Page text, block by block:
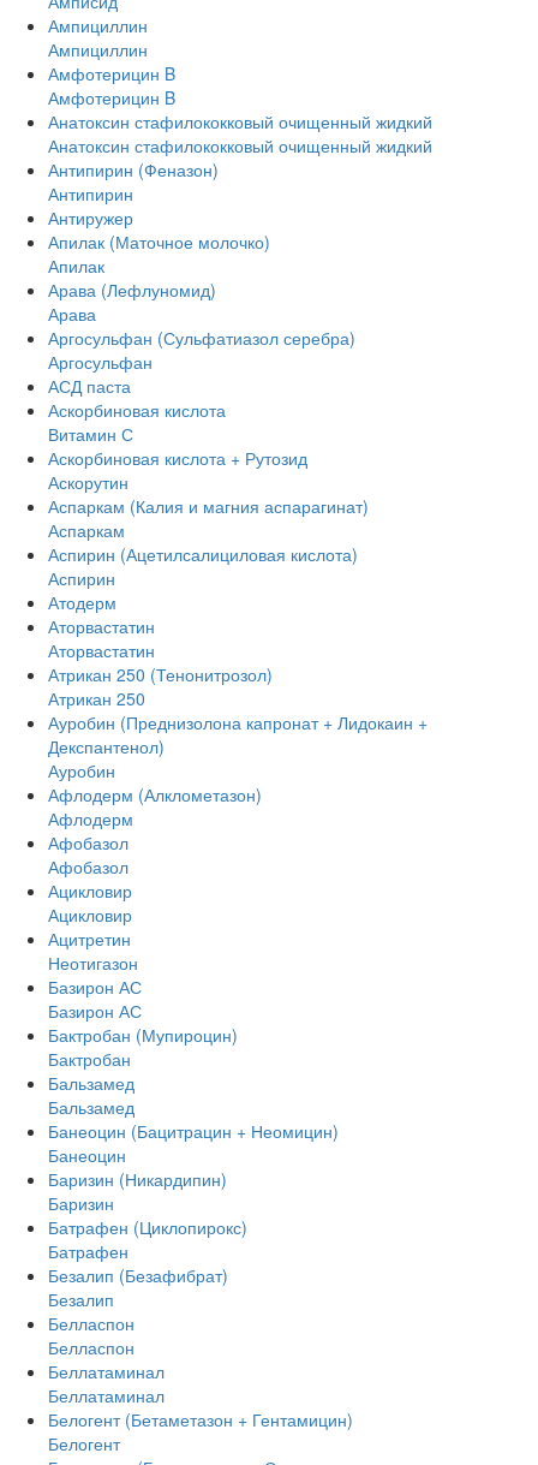
Ампициллин
Ампициллин
Амфотерицин B
Амфотерицин B
Анатоксин стафилококковый очищенный жидкий
Анатоксин стафилококковый очищенный жидкий
Антипирин (Феназон)
Антипирин
Антиружер
Апилак (Маточное молочко)
Апилак
Арава (Лефлуномид)
Арава
Аргосульфан (Сульфатиазол серебра)
Аргосульфан
АСД паста
Аскорбиновая кислота
Витамин С
Аскорбиновая кислота + Рутозид
Аскорутин
Аспаркам (Калия и магния аспарагинат)
Аспаркам
Аспирин (Ацетилсалициловая кислота)
Аспирин
Атодерм
Аторвастатин
Аторвастатин
Атрикан 250 (Тенонитрозол)
Атрикан 250
Ауробин (Преднизолона капронат + Лидокаин +
Декспантенол)
Ауробин
Афлодерм (Алклометазон)
Афлодерм
Афобазол
Афобазол
Ацикловир
Ацикловир
Ацитретин
Неотигазон
Базирон АС
Базирон АС
Бактробан (Мупироцин)
Бактробан
Бальзамед
Бальзамед
Банеоцин (Бацитрацин + Неомицин)
Банеоцин
Баризин (Никардипин)
Баризин
Батрафен (Циклопирокс)
Батрафен
Безалип (Безафибрат)
Безалип
Белласпон
Белласпон
Беллатаминал
Беллатаминал
Белогент (Бетаметазон + Гентамицин)
Белогент